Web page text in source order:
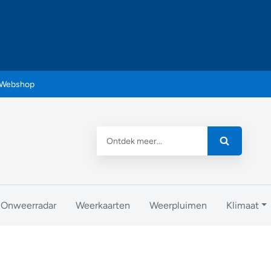
Onweerradar Weerkaarten Weerpluimen Klimaat